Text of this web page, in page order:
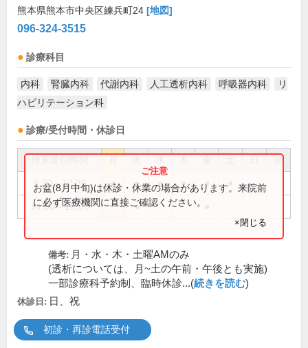
熊本県熊本市中央区練兵町24 [地図]
096-324-3515
診療科目
内科 腎臓内科 代謝内科 人工透析内科 呼吸器内科
リ
ハビリテーション科
診療/受付時間・休診日
祝
9:30～12:30 ● ● ● ● ●
14:00～16:00 ●
お盆(8月中旬)は休診・休業の場合があります。来院前
に必ず医療機関に直接ご確認ください。
×閉じる
備考: 月・水・木・土曜AMのみ
(透析については、月~土の午前・午後とも実施)
一部診療科予約制、臨時休診...(続きを読む)
休診日: 日、祝
初診・再診電話受付